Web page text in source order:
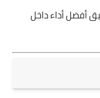
أفضل أداء داخل